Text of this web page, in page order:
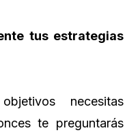
tus estrategias
necesitas
te preguntarás